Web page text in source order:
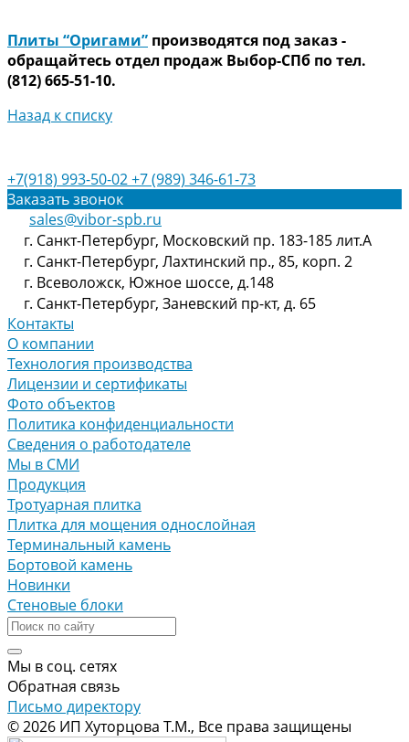
Плиты “Оригами” производятся под заказ -
обращайтесь отдел продаж Выбор-СПб по тел.
(812) 665-51-10.
Назад к списку
+7(918) 993-50-02+7 (989) 346-61-73
Заказать звонок
sales@vibor-spb.ru
г. Санкт-Петербург, Московский пр. 183-185 лит.А
г. Санкт-Петербург, Лахтинский пр., 85, корп. 2
г. Всеволожск, Южное шоссе, д.148
г. Санкт-Петербург, Заневский пр-кт, д. 65
Контакты
О компании
Технология производства
Лицензии и сертификаты
Фото объектов
Политика конфиденциальности
Сведения о работодателе
Мы в СМИ
Продукция
Тротуарная плитка
Плитка для мощения однослойная
Терминальный камень
Бортовой камень
Новинки
Стеновые блоки
Мы в соц. сетях
Обратная связь
Письмо директору
© 2026 ИП Хуторцова Т.М., Все права защищены